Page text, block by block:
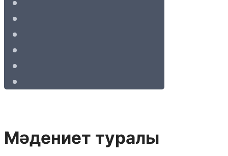
Мәдениет туралы